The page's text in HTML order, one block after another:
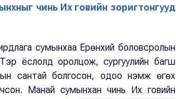
чинь Их говийн зоригтонгууд
сумынхаа Ерөнхий боловсролын
ёслолд оролцож, сургуулийн багш
сантай болгосон, одоо нэмж өгөх
Манай сумынхан чинь Их говийн